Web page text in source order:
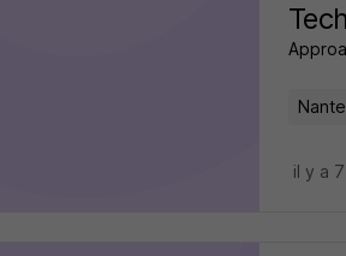
il y a